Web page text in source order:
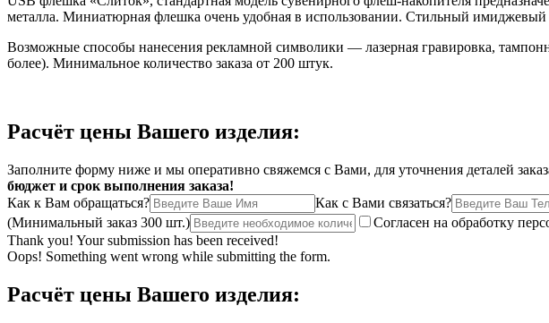
металла. Миниатюрная флешка очень удобная в использовании. Стильный имиджевый
Возможные способы нанесения рекламной символики — лазерная гравировка,
более). Минимальное количество заказа от 200 штук.
Расчёт цены Вашего изделия:
Заполните форму ниже и мы оперативно свяжемся с Вами, для уточнения деталей
бюджет и срок выполнения заказа!
Как к Вам обращаться?
Как с Вами связаться?
(Минимальный заказ 300 шт.)
Согласен на обработку
Thank you! Your submission has been received!
Oops! Something went wrong while submitting the form.
Расчёт цены Вашего изделия: